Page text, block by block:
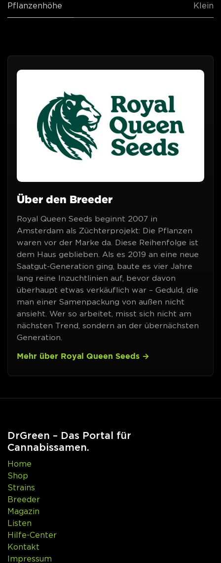
Pflanzenhöhe Klein
Über den Breeder
Royal Queen Seeds beginnt 2007 in
Amsterdam als Züchterprojekt: Die Pflanzen
waren vor der Marke da. Diese Reihenfolge ist
dem Haus geblieben. Als es 2019 an eine neue
Saatgut-Generation ging, baute es vier Jahre
lang reine Inzuchtlinien auf, bevor davon
überhaupt etwas verkäuflich war – Geduld, die
man einer Samenpackung von außen nicht
ansieht. Wer so arbeitet, misst sich nicht am
nächsten Trend, sondern an der übernächsten
Generation.
Mehr über Royal Queen Seeds
DrGreen – Das Portal für
Cannabissamen.
Home
Shop
Strains
Breeder
Magazin
Listen
Hilfe-Center
Kontakt
Impressum